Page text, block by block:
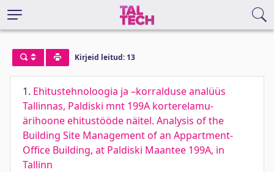
Kirjeid leitud: 13
1. Ehitustehnoloogia ja –korralduse analüüs
Tallinnas, Paldiski mnt 199A korterelamu-
ärihoone ehitustööde näitel. Analysis of the
Building Site Management of an Appartment-
Office Building, at Paldiski Maantee 199A, in
Tallinn